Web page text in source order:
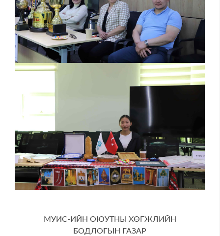
МУИС-ИЙН ОЮУТНЫ ХӨГЖЛИЙН
БОДЛОГЫН ГАЗАР